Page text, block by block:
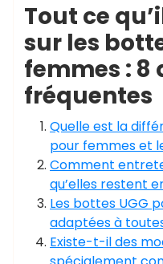
Tout ce
sur les
femmes : 8
fréquentes
Quelle est la
pour femmes et
Comment
qu’elles restent
Les bottes UGG
adaptées à
Existe-t-il des